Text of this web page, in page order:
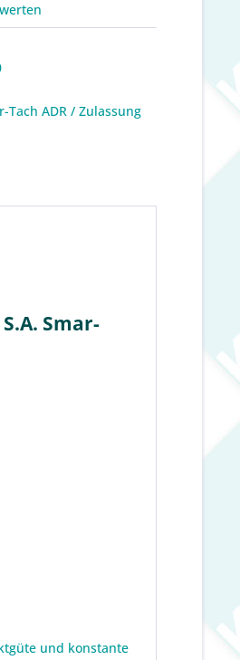
Tach ADR / Zulassung
Smar-
und konstante